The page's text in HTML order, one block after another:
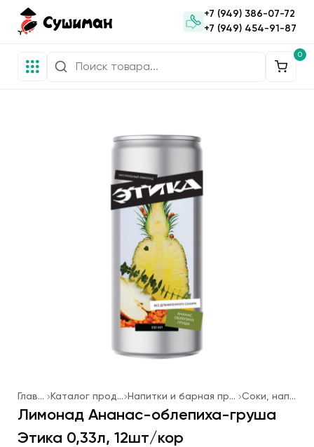
+7 (949) 386-07-72
+7 (949) 454-91-87
0
Главная Каталог продукции Напитки и барная продукция Соки, напитки
Лимонад Ананас-облепиха-груша
Этика 0,33л, 12шт/кор